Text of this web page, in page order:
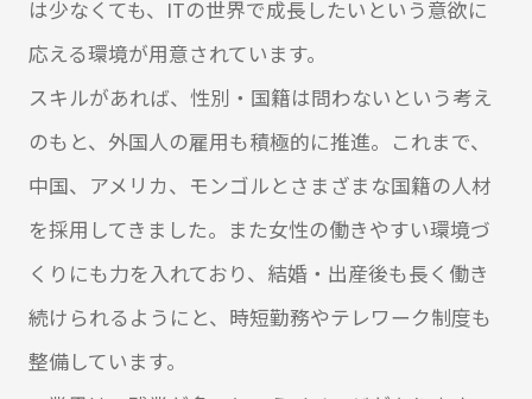
は少なくても、ITの世界で成長したいという意欲に
応える環境が用意されています。
スキルがあれば、性別・国籍は問わないという考え
のもと、外国人の雇用も積極的に推進。これまで、
中国、アメリカ、モンゴルとさまざまな国籍の人材
を採用してきました。また女性の働きやすい環境づ
くりにも力を入れており、結婚・出産後も長く働き
続けられるようにと、時短勤務やテレワーク制度も
整備しています。